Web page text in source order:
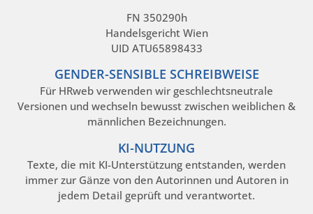
FN 350290h
Handelsgericht Wien
UID ATU65898433
GENDER-SENSIBLE SCHREIBWEISE
Für HRweb verwenden wir geschlechtsneutrale
Versionen und wechseln bewusst zwischen weiblichen &
männlichen Bezeichnungen.
KI-NUTZUNG
Texte, die mit KI-Unterstützung entstanden, werden
immer zur Gänze von den Autorinnen und Autoren in
jedem Detail geprüft und verantwortet.